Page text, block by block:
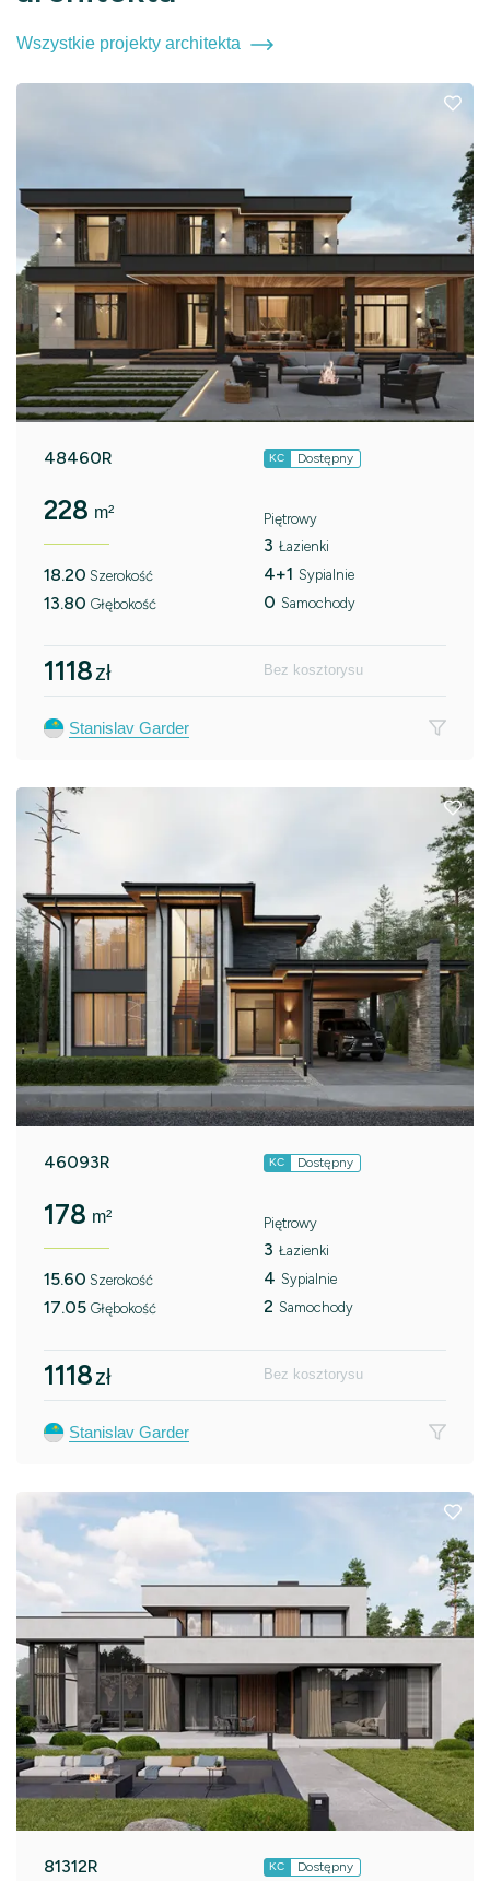
Wszystkie projekty architekta
48460R KC Dostępny
228 m²
18.20 Szerokość
13.80 Głębokość
Piętrowy
3 Łazienki
4+1 Sypialnie
0 Samochody
1118zł Bez kosztorysu
Stanislav Garder
46093R KC Dostępny
178 m²
15.60 Szerokość
17.05 Głębokość
Piętrowy
3 Łazienki
4 Sypialnie
2 Samochody
1118zł Bez kosztorysu
Stanislav Garder
81312R KC Dostępny